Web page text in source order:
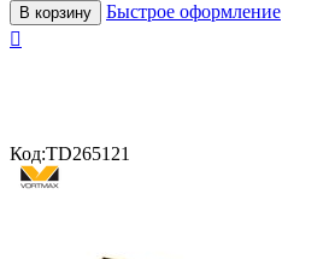
В корзину
Быстрое оформление

Код:TD265121